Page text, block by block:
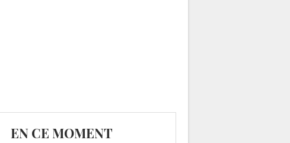
EN CE MOMENT